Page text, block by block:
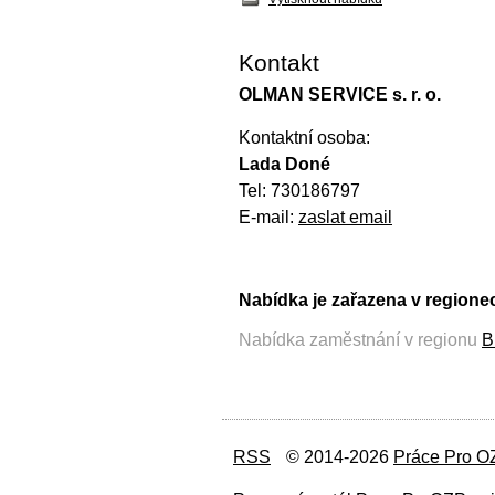
Kontakt
OLMAN SERVICE s. r. o.
Kontaktní osoba:
Lada Doné
Tel: 730186797
E-mail: zaslat email
Nabídka je zařazena v
Nabídka zaměstnání v regionu
RSS © 2014-2026 Práce Pro